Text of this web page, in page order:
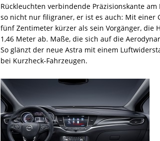
Rückleuchten verbindende Präzisionskante
so nicht nur filigraner, er ist es auch: Mit einer
fünf Zentimeter kürzer als sein Vorgänger, die
1,46 Meter ab. Maße, die sich auf die
So glänzt der neue Astra mit einem
bei Kurzheck-Fahrzeugen.